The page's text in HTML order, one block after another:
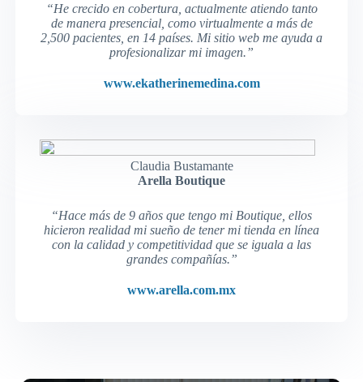
“He crecido en cobertura, actualmente atiendo tanto
de manera presencial, como virtualmente a más de
2,500 pacientes, en 14 países. Mi sitio web me ayuda a
profesionalizar mi imagen.”
www.ekatherinemedina.com
Claudia Bustamante
Arella Boutique
“Hace más de 9 años que tengo mi Boutique, ellos
hicieron realidad mi sueño de tener mi tienda en línea
con la calidad y competitividad que se iguala a las
grandes compañías.”
www.arella.com.mx